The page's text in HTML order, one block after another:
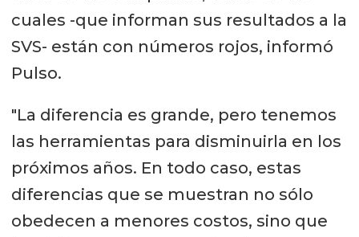
cuales -que informan sus resultados a la
SVS- están con números rojos, informó
Pulso.
"La diferencia es grande, pero tenemos
las herramientas para disminuirla en los
próximos años. En todo caso, estas
diferencias que se muestran no sólo
obedecen a menores costos, sino que